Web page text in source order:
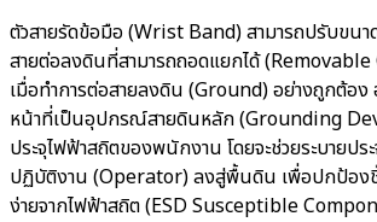
ตัวสายรัดข้อมือ (Wrist Band) สามารถปรับขนา
สายต่อลงดินที่สามารถถอดแยกได้
เมื่อทำการต่อสายลงดิน (Ground) อย่างถูกต้อ
หน้าที่เป็นอุปกรณ์สายดินหลัก (Grounding
ประจุไฟฟ้าสถิตของพนักงาน โดยจะช่วยระบายปร
ปฏิบัติงาน (Operator) ลงสู่พื้นดิน เพื่อปกป้อง
ง่ายจากไฟฟ้าสถิต (ESD Susceptible